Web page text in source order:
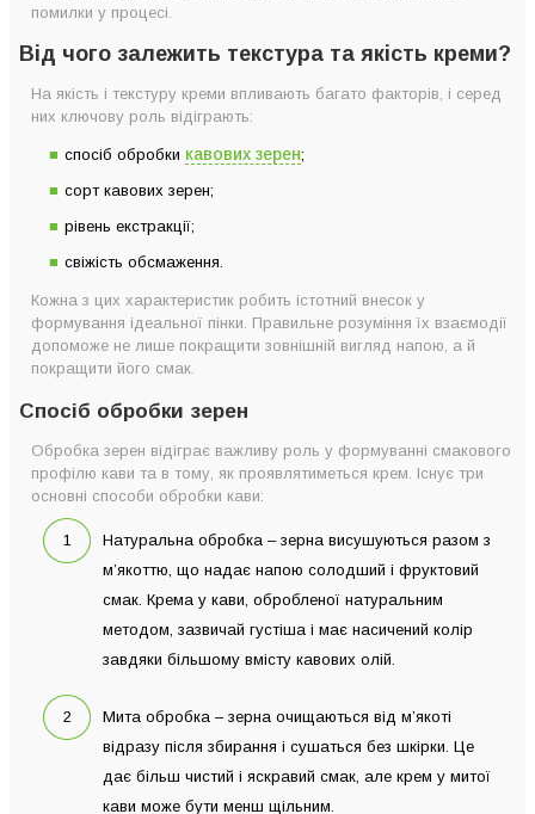
помилки у процесі.
Від чого залежить текстура та якість креми?
На якість і текстуру креми впливають багато факторів, і серед
них ключову роль відіграють:
спосіб обробки кавових зерен;
сорт кавових зерен;
рівень екстракції;
свіжість обсмаження.
Кожна з цих характеристик робить істотний внесок у
формування ідеальної пінки. Правильне розуміння їх взаємодії
допоможе не лише покращити зовнішній вигляд напою, а й
покращити його смак.
Спосіб обробки зерен
Обробка зерен відіграє важливу роль у формуванні смакового
профілю кави та в тому, як проявлятиметься крем. Існує три
основні способи обробки кави:
Натуральна обробка – зерна висушуються разом з
м’якоттю, що надає напою солодший і фруктовий
смак. Крема у кави, обробленої натуральним
методом, зазвичай густіша і має насичений колір
завдяки більшому вмісту кавових олій.
Мита обробка – зерна очищаються від м’якоті
відразу після збирання і сушаться без шкірки. Це
дає більш чистий і яскравий смак, але крем у митої
кави може бути менш щільним.